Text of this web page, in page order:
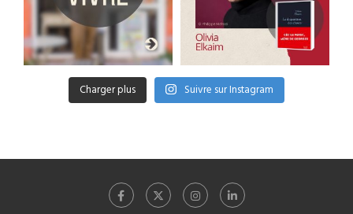
Charger plus Suivre sur Instagram